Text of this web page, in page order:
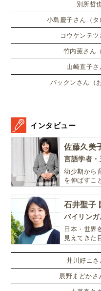
赤ちゃん〜幼児向
読ストリーミング
［おすすめ英語CD：2
別所哲
小島慶子さん（タ
コウケンテツ
竹内薫さん
山崎直子さ
パックンさん（
インタビュー
幼少期から
を伸ばすこ
石井聖子
日本・世界
見えてきた
井川好ニさ
辰野まどかさ